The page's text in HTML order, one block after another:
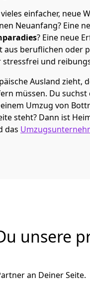
einfacher, neue
Neuanfang? Eine
? Eine neue
aus beruflichen oder
und
Ausland zieht,
müssen. Du suchst
Umzug von
steht? Dann ist
das
unsere
an Deiner Seite.